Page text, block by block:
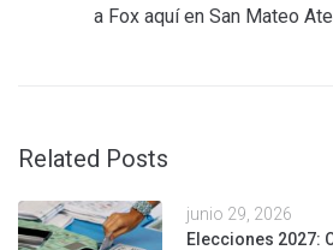
a Fox aquí en San Mateo
Related Posts
junio 29, 2026
Elecciones 2027: